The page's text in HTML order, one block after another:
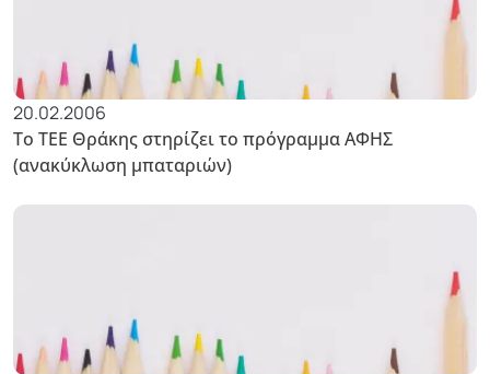
20.02.2006
Το ΤΕΕ Θράκης στηρίζει το πρόγραμμα ΑΦΗΣ
(ανακύκλωση μπαταριών)